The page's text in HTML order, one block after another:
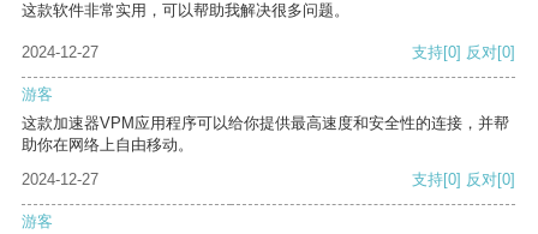
这款软件非常实用，可以帮助我解决很多问题。
2024-12-27 支持[0] 反对[0]
游客
这款加速器VPM应用程序可以给你提供最高速度和安全性的连接，并帮
助你在网络上自由移动。
2024-12-27
支持[0] 反对[0]
游客